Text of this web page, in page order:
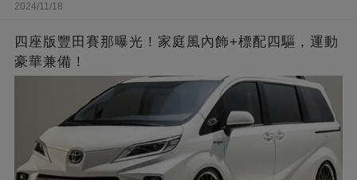
2024/11/18
四座版豐田賽那曝光！家庭風內飾+標配四驅，運動
豪華兼備！